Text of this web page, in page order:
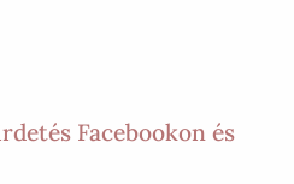
Facebookon és